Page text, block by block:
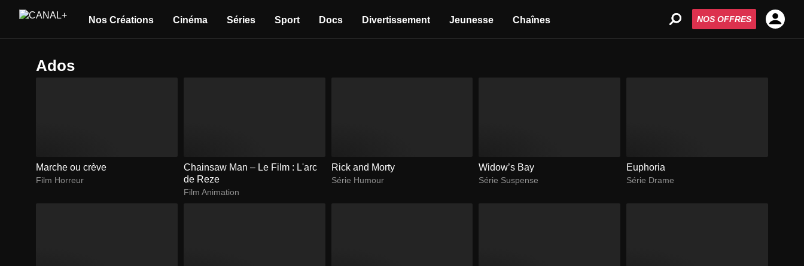
Nos Créations Cinéma Séries Sport Docs Divertissement Jeunesse Chaînes NOS OFFRES
ados
Marche ou crève
Film Horreur
Chainsaw Man – Le Film : L'arc
de Reze
Film Animation
Rick and Morty
Série Humour
Widow’s Bay
Série Suspense
Euphoria
Série Drame